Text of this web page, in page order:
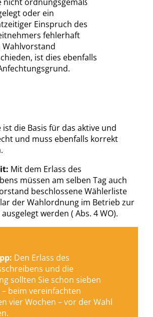
oder ein
Einspruch des
fehlerhaft
Wahlvorstand
ist dies ebenfalls
die Basis für das aktive und
und muss ebenfalls korrekt
Mit dem Erlass des
müssen am selben Tag auch
beschlossene Wählerliste
der Wahlordnung im Betrieb zur
werden ( Abs. 4 WO).
Den Erlass des
und die
sollten Sie schon sieben
beim vereinfachten
vier Wochen – vor der Wahl